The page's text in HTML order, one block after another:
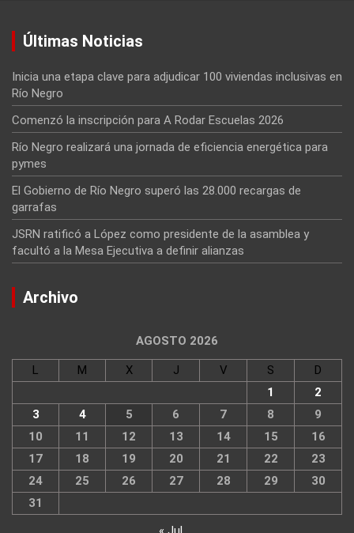
Últimas Noticias
Inicia una etapa clave para adjudicar 100 viviendas inclusivas en
Río Negro
Comenzó la inscripción para A Rodar Escuelas 2026
Río Negro realizará una jornada de eficiencia energética para
pymes
El Gobierno de Río Negro superó las 28.000 recargas de
garrafas
JSRN ratificó a López como presidente de la asamblea y
facultó a la Mesa Ejecutiva a definir alianzas
Archivo
AGOSTO 2026
L M X J V S
D
1
2
3
4 5 6 7 8
9
10
11 12 13 14 15
16
17
18 19 20 21 22
23
24
25 26 27 28 29
30
31